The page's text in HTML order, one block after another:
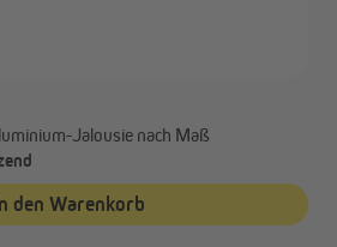
Jalousie nach Maß
den Warenkorb